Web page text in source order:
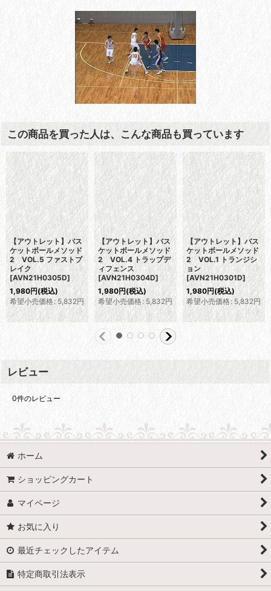
この商品を買った人は、こんな商品も買っています
【アウトレット】バス
ケットボールメソッド
2 VOL.5 ファストブ
レイク
[AVN21H0305D]
1,980円(税込)
希望小売価格: 5,832円
【アウトレット】バス
ケットボールメソッド
2 VOL.4 トラップデ
ィフェンス
[AVN21H0304D]
1,980円(税込)
希望小売価格: 5,832円
【アウトレット】バス
ケットボールメソッド
2 VOL.1 トランジシ
ョン
[AVN21H0301D]
1,980円(税込)
希望小売価格: 5,832円
レビュー
0件のレビュー
ホーム
ショッピングカート
マイページ
お気に入り
最近チェックしたアイテム
特定商取引法表示